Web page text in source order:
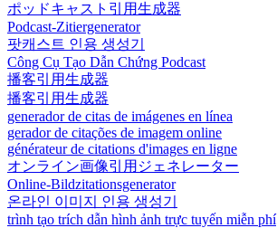
ポッドキャスト引用生成器
Podcast-Zitiergenerator
팟캐스트 인용 생성기
Công Cụ Tạo Dẫn Chứng Podcast
播客引用生成器
播客引用生成器
generador de citas de imágenes en línea
gerador de citações de imagem online
générateur de citations d'images en ligne
オンライン画像引用ジェネレーター
Online-Bildzitationsgenerator
온라인 이미지 인용 생성기
trình tạo trích dẫn hình ảnh trực tuyến miễn phí